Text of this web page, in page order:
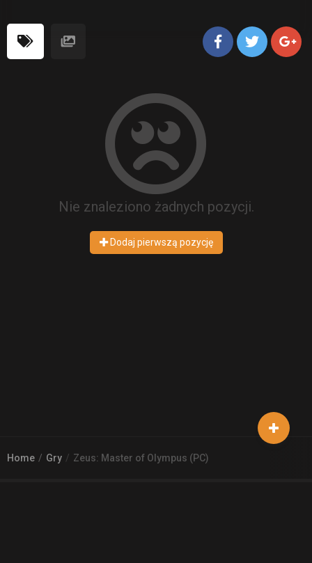
Nie znaleziono żadnych pozycji.
Dodaj pierwszą pozycję
Home Gry Zeus: Master of Olympus (PC)